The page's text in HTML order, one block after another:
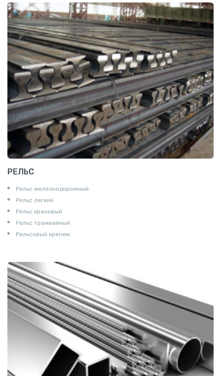
РЕЛЬС
Рельс железнодорожный
Рельс легкий
Рельс крановый
Рельс трамвайный
Рельсовый крепеж